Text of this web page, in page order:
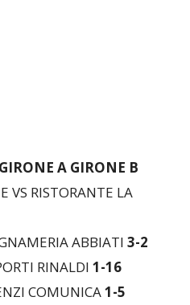
VS RISTORANTE LA
ABBIATI
RINALDI1-16
COMUNICA1-5